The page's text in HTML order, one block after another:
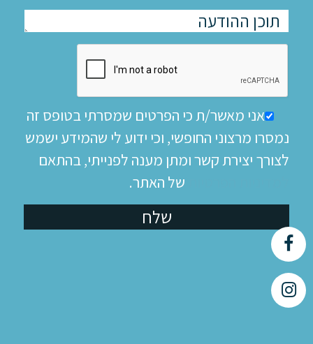
אני מאשר/ת כי הפרטים שמסרתי בטופס זה
נמסרו מרצוני החופשי, וכי ידוע לי שהמידע ישמש
לצורך יצירת קשר ומתן מענה לפנייתי, בהתאם
של האתר.